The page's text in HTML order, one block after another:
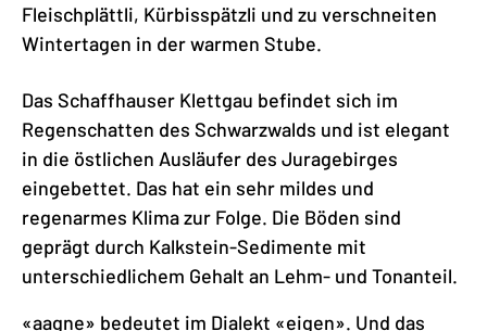
Fleischplättli, Kürbisspätzli und zu verschneiten
Wintertagen in der warmen Stube.
Das Schaffhauser Klettgau befindet sich im
Regenschatten des Schwarzwalds und ist elegant
in die östlichen Ausläufer des Juragebirges
eingebettet. Das hat ein sehr mildes und
regenarmes Klima zur Folge. Die Böden sind
geprägt durch Kalkstein-Sedimente mit
unterschiedlichem Gehalt an Lehm- und Tonanteil.
«aagne» bedeutet im Dialekt «eigen». Und das